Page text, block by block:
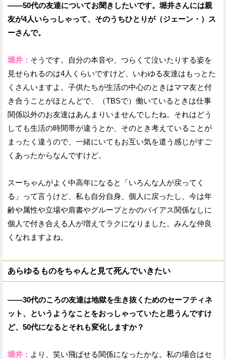
——50代の友達についてお聞きしたいです。堀井さんには親
友が4人いらっしゃって、そのうちひとりが（ジェーン・）ス
ーさんで。
堀井： そうです。自分の本音や、つらくて泣いたりする姿を
見せられるのは4人くらいですけど、いわゆる友達はもっとた
くさんいますよ。子供たちが生活の中心のときはママ友と付
き合うことがほとんどで、（TBSで）働いているときは仕事
関係以外のお友達はあんまりいませんでしたね。それはどう
しても生活の時間帯が違うとか、そのとき考えていることが
まったく違うので、一緒にいてもお互い気を遣う感じがすご
くあったからなんですけど。
スーちゃんがよく中高年になると「いろんな人が戻ってく
る」って言うけど、私も自分自身、個人に戻ったし、今は年
齢や属性や立場や肩書やグループとかのバイアス関係なしに
個人で付き合える人が増えてラクになりました。みんな仲良
くなれますよね。
あらゆるものをちゃんと見て死んでいきたい
——30代のころの友達は地獄を生き抜くためのセーフティネ
ット、というようなことをおっしゃっていたと思うんですけ
ど、50代になるとそれも変化しますか？
堀井： より、笑い飛ばせる関係になったかな。私の場合はセ